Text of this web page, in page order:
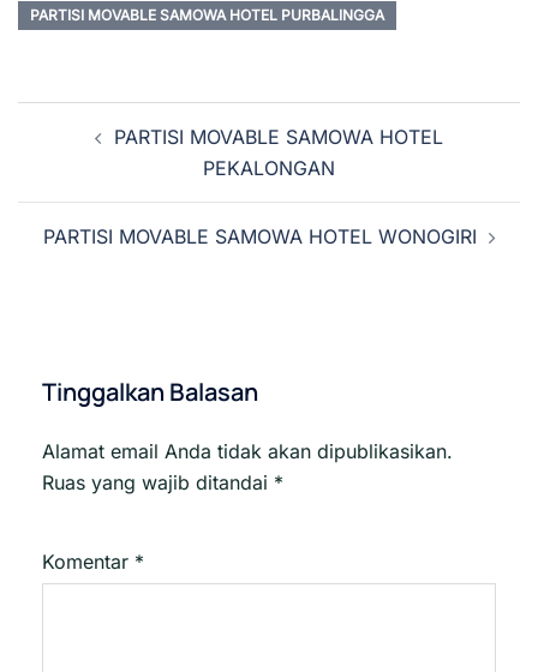
PARTISI MOVABLE SAMOWA HOTEL PURBALINGGA
Navigasi
Tulisan PARTISI MOVABLE SAMOWA HOTEL
PEKALONGAN
PARTISI MOVABLE SAMOWA HOTEL WONOGIRI
Tinggalkan Balasan
Alamat email Anda tidak akan dipublikasikan.
Ruas yang wajib ditandai *
Komentar *